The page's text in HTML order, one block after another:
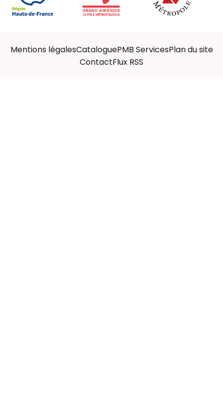
Mentions légalesCataloguePMB ServicesPlan du site
ContactFlux RSS